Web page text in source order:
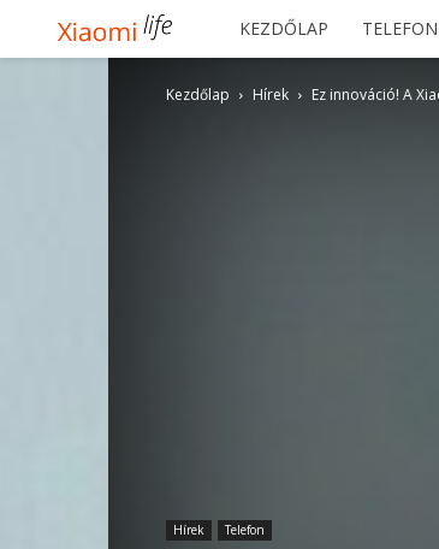
Xiaomilife
KEZDŐLAP TELEFON
Kezdőlap Hírek Ez innováció! A
Hírek Telefon